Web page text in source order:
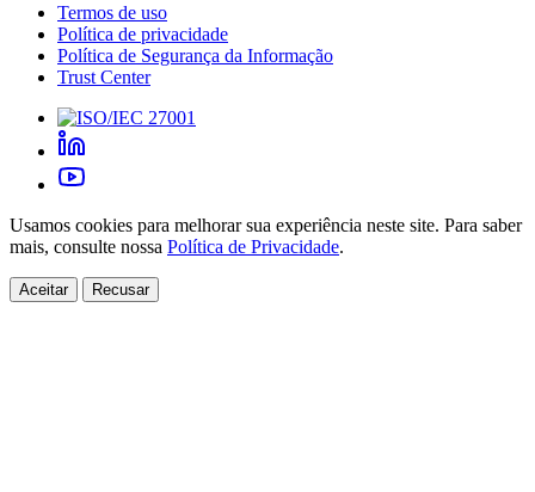
Termos de uso
Política de privacidade
Política de Segurança da Informação
Trust Center
Usamos cookies para melhorar sua experiência neste site. Para saber
mais, consulte nossa Política de Privacidade.
Aceitar Recusar